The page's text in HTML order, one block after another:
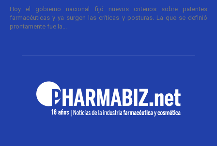
Hoy el gobierno nacional fijó nuevos criterios sobre patentes
farmacéuticas y ya surgen las críticas y posturas. La que se definió
prontamente fue la...